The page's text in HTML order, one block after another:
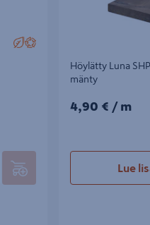
Höylätty Luna
mänty
4,90€/m
4,90 € / m
Lue